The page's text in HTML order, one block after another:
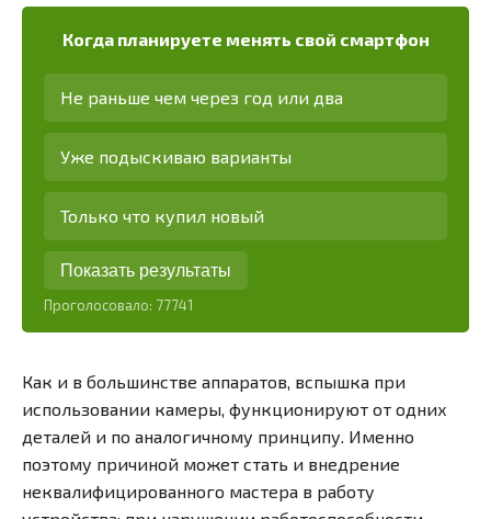
Когда планируете менять свой смартфон
Не раньше чем через год или два
Уже подыскиваю варианты
Только что купил новый
Показать результаты
Проголосовало: 77741
Как и в большинстве аппаратов, вспышка при
использовании камеры, функционируют от одних
деталей и по аналогичному принципу. Именно
поэтому причиной может стать и внедрение
неквалифицированного мастера в работу